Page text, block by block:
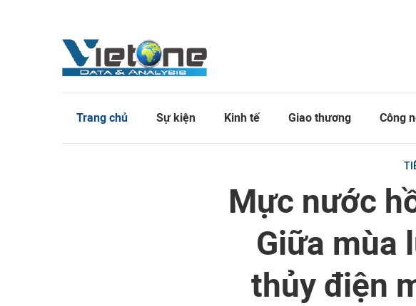
Trang chủ Sự kiện Kinh tế Giao thương Công
Mực nước
Giữa mùa
thủy điện